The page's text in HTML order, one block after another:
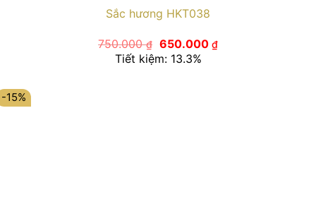
Sắc hương HKT038
750.000₫ Giá
gốc
là:
650.000 ₫Giá
hiện
Tiết kiệm: 13.3%
-15%